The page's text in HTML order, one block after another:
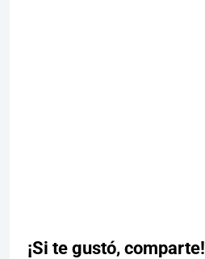
¡Si te gustó, comparte!